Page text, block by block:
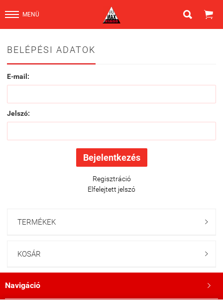
MENÜ  
BELÉPÉSI ADATOK
E-mail:
Jelszó:
Regisztráció
Elfelejtett jelszó
TERMÉKEK 
KOSÁR 
Navigáció 